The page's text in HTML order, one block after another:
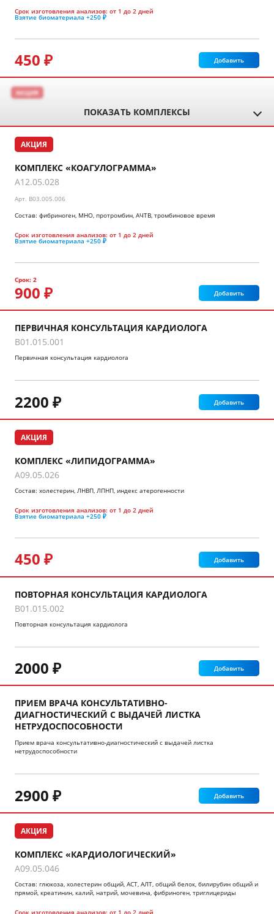
Срок изготовления анализов: от 1 до 2 дней
Взятие биоматериала +250 ₽
450 ₽ Добавить
АКЦИЯ
ПОКАЗАТЬ КОМПЛЕКСЫ
АКЦИЯ
КОМПЛЕКС «КОАГУЛОГРАММА»
A12.05.028
Арт. B03.005.006
Состав: фибриноген, МНО, протромбин, АЧТВ, тромбиновое время
Срок изготовления анализов: от 1 до 2 дней
Взятие биоматериала +250 ₽
Срок: 2
900 ₽ Добавить
ПЕРВИЧНАЯ КОНСУЛЬТАЦИЯ КАРДИОЛОГА
B01.015.001
Первичная консультация кардиолога
2200 ₽ Добавить
АКЦИЯ
КОМПЛЕКС «ЛИПИДОГРАММА»
A09.05.026
Состав: холестерин, ЛНВП, ЛПНП, индекс атерогенности
Срок изготовления анализов: от 1 до 2 дней
Взятие биоматериала +250 ₽
450 ₽ Добавить
ПОВТОРНАЯ КОНСУЛЬТАЦИЯ КАРДИОЛОГА
B01.015.002
Повторная консультация кардиолога
2000 ₽ Добавить
ПРИЕМ ВРАЧА КОНСУЛЬТАТИВНО-
ДИАГНОСТИЧЕСКИЙ С ВЫДАЧЕЙ ЛИСТКА
НЕТРУДОСПОСОБНОСТИ
Прием врача консультативно-диагностический с выдачей листка
нетрудоспособности
2900 ₽ Добавить
АКЦИЯ
КОМПЛЕКС «КАРДИОЛОГИЧЕСКИЙ»
A09.05.046
Состав: глюкоза, холестерин общий, АСТ, АЛТ, общий белок, билирубин общий и
прямой, креатинин, калий, натрий, мочевина, фибриноген, триглицериды
Срок изготовления анализов: от 1 до 2 дней